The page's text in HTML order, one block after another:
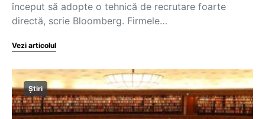
început să adopte o tehnică de recrutare foarte
directă, scrie Bloomberg. Firmele…
Vezi articolul
Știri